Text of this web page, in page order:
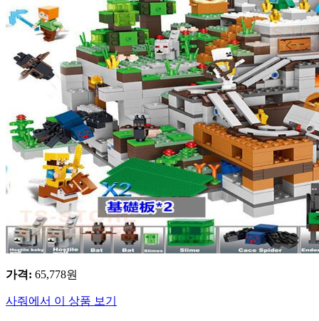
가격: 65,778원
사줘에서 이 상품 보기